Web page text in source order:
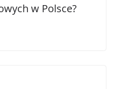
w Polsce?